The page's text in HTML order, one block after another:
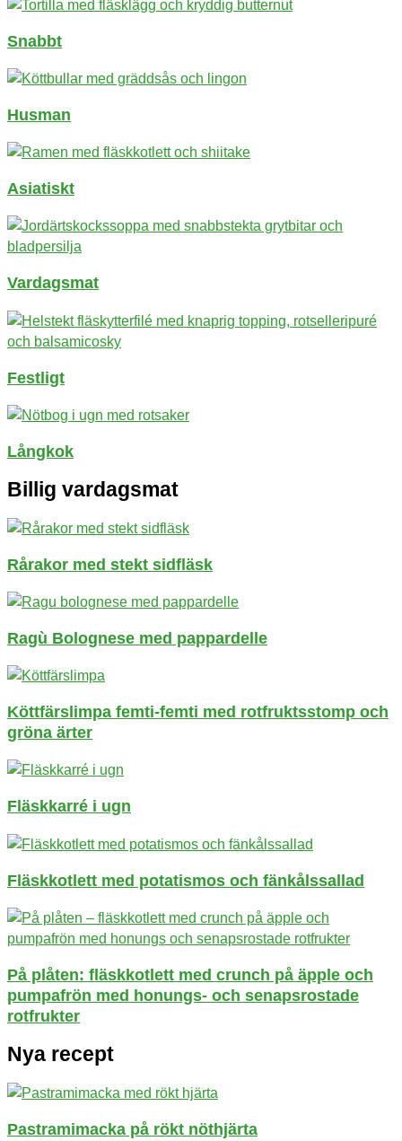
Snabbt
Husman
Asiatiskt
Vardagsmat
Festligt
Långkok
Billig vardagsmat
Rårakor med stekt sidfläsk
Ragù Bolognese med pappardelle
Köttfärslimpa femti-femti med rotfruktsstomp och
gröna ärter
Fläskkarré i ugn
Fläskkotlett med potatismos och fänkålssallad
På plåten: fläskkotlett med crunch på äpple och
pumpafrön med honungs- och senapsrostade
rotfrukter
Nya recept
Pastramimacka på rökt nöthjärta